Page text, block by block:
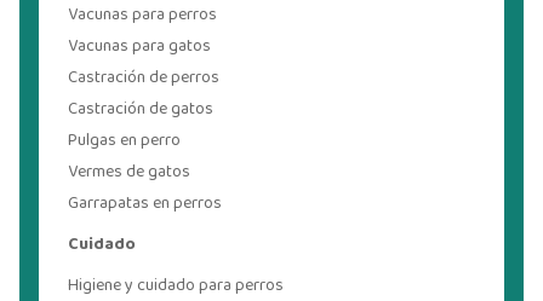
Vacunas para perros
Vacunas para gatos
Castración de perros
Castración de gatos
Pulgas en perro
Vermes de gatos
Garrapatas en perros
Cuidado
Higiene y cuidado para perros